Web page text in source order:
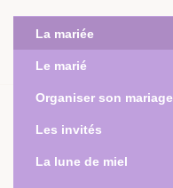
La mariée
Le marié
Organiser son mariage
Les invités
La lune de miel